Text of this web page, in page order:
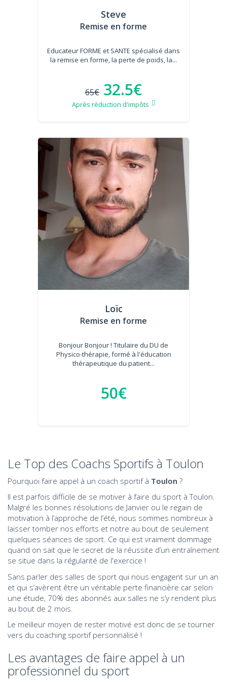
Steve
Remise en forme
Educateur FORME et SANTE spécialisé dans
la remise en forme, la perte de poids, la...
65€ 32.5€
Après réduction d'impôts
Loïc
Remise en forme
Bonjour Bonjour ! Titulaire du DU de
Physico-thérapie, formé à l'éducation
thérapeutique du patient...
50€
Le Top des Coachs Sportifs à Toulon
Pourquoi faire appel à un coach sportif à Toulon ?
Il est parfois difficile de se motiver à faire du sport à Toulon.
Malgré les bonnes résolutions de Janvier ou le regain de
motivation à l’approche de l’été, nous sommes nombreux à
laisser tomber nos efforts et notre au bout de seulement
quelques séances de sport. Ce qui est vraiment dommage
quand on sait que le secret de la réussite d’un entraînement
se situe dans la régularité de l'exercice !
Sans parler des salles de sport qui nous engagent sur un an
et qui s’avèrent être un véritable perte financière car selon
une étude, 70% des abonnés aux salles ne s’y rendent plus
au bout de 2 mois.
Le meilleur moyen de rester motivé est donc de se tourner
vers du coaching sportif personnalisé !
Les avantages de faire appel à un
professionnel du sport